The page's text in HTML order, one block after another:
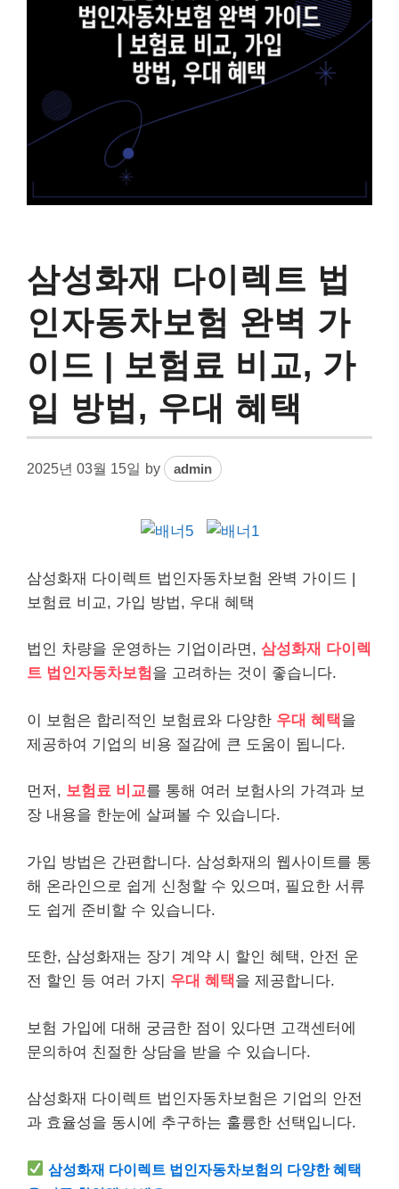
삼성화재 다이렉트 법
인자동차보험 완벽 가
이드 | 보험료 비교, 가
입 방법, 우대 혜택
2025년 03월 15일 by admin
삼성화재 다이렉트 법인 자동차보험 완벽 가이드 |
보험료 비교, 가입 방법, 우대 혜택
법인 차량을 운영하는 기업이라면, 삼성화재 다이렉
트 법인자동차보험을 고려하는 것이 좋습니다.
이 보험은 합리적인 보험료와 다양한 우대 혜택을
제공하여 기업의 비용 절감에 큰 도움이 됩니다.
먼저, 보험료 비교를 통해 여러 보험사의 가격과 보
장 내용을 한눈에 살펴볼 수 있습니다.
가입 방법은 간편합니다. 삼성화재 의 웹사이트를 통
해 온라인으로 쉽게 신청할 수 있으며, 필요한 서류
도 쉽게 준비할 수 있습니다.
또한, 삼성화재는 장기 계약 시 할인 혜택, 안전 운
전 할인 등 여러 가지 우대 혜택을 제공합니다.
보험 가입에 대해 궁금한 점이 있다면 고객센터에
문의하여 친절한 상담을 받을 수 있습니다.
삼성화재 다이렉트 법인자동차보험은 기업의 안전
과 효율성을 동시에 추구하는 훌륭한 선택입니다.
삼성화재 다이렉트 법인자동차보험의 다양한 혜택